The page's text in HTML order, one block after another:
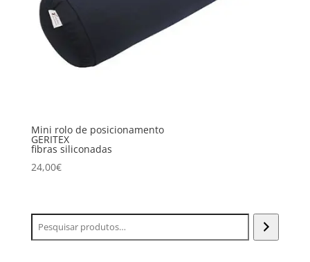
Mini rolo de posicionamento
GERITEX
fibras siliconadas
24,00€